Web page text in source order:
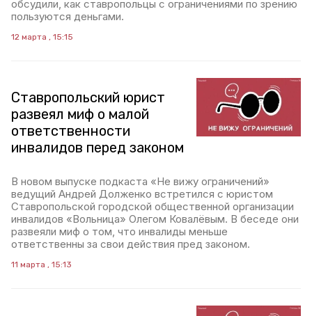
обсудили, как ставропольцы с ограничениями по зрению
пользуются деньгами.
12 марта , 15:15
Ставропольский юрист
развеял миф о малой
ответственности
инвалидов перед законом
В новом выпуске подкаста «Не вижу ограничений»
ведущий Андрей Долженко встретился с юристом
Ставропольской городской общественной организации
инвалидов «Вольница» Олегом Ковалёвым. В беседе они
развеяли миф о том, что инвалиды меньше
ответственны за свои действия пред законом.
11 марта , 15:13